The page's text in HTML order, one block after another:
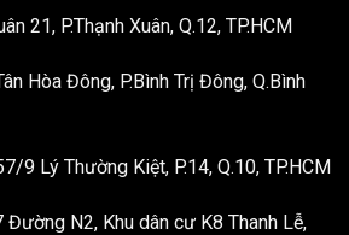
21, P.Thạnh Xuân, Q.12, TP.HCM
Hòa Đông, P.Bình Trị Đông, Q.Bình
9 Lý Thường Kiệt, P.14, Q.10, TP.HCM
Đường N2, Khu dân cư K8 Thanh Lễ,